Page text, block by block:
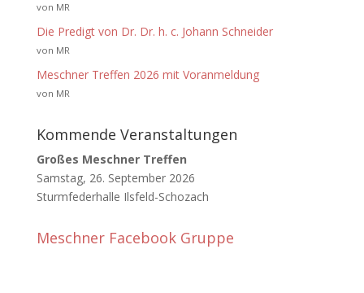
von MR
Die Predigt von Dr. Dr. h. c. Johann Schneider
von MR
Meschner Treffen 2026 mit Voranmeldung
von MR
Kommende Veranstaltungen
Großes Meschner Treffen
Samstag, 26. September 2026
Sturmfederhalle Ilsfeld-Schozach
Meschner Facebook Gruppe